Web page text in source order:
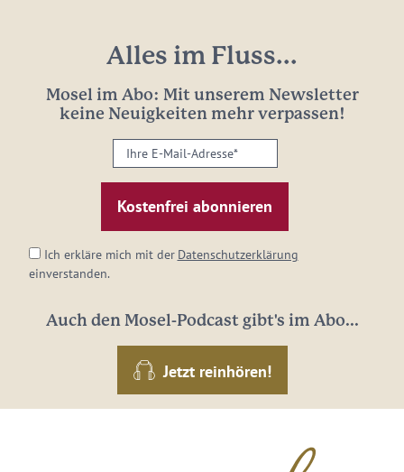
Alles im Fluss...
Mosel im Abo: Mit unserem Newsletter
keine Neuigkeiten mehr verpassen!
Ihre
E-
Mail-
Adresse:
Ich erkläre mich mit der Datenschutzerklärung
einverstanden.
Auch den Mosel-Podcast gibt's im Abo...
Jetzt reinhören!